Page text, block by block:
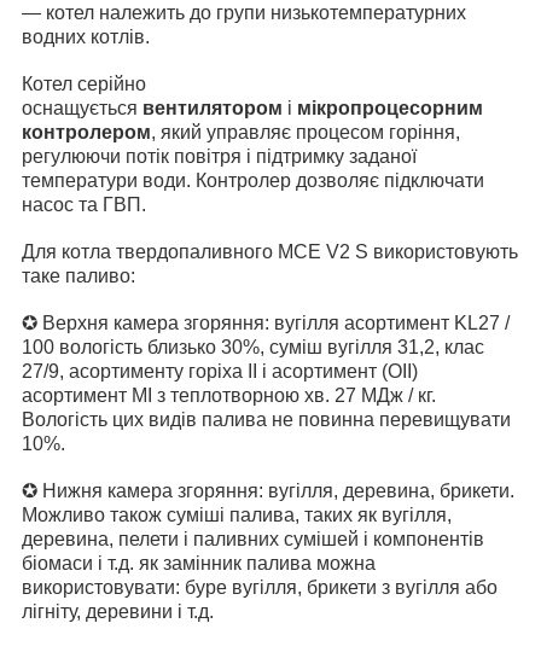
― котел належить до групи низькотемпературних
водних котлів.
Котел серійно
оснащується вентилятором і мікропроцесорним
контролером, який управляє процесом горіння,
регулюючи потік повітря і підтримку заданої
температури води. Контролер дозволяє підключати
насос та ГВП.
Для котла твердопаливного MCE V2 S використовують
таке паливо:
✪ Верхня камера згоряння: вугілля асортимент KL27 /
100 вологість близько 30%, суміш вугілля 31,2, клас
27/9, асортименту горіха II і асортимент (OII)
асортимент MI з теплотворною хв. 27 МДж / кг.
Вологість цих видів палива не повинна перевищувати
10%.
✪ Нижня камера згоряння: вугілля, деревина, брикети.
Можливо також суміші палива, таких як вугілля,
деревина, пелети і паливних сумішей і компонентів
біомаси і т.д. як замінник палива можна
використовувати: буре вугілля, брикети з вугілля або
лігніту, деревини і т.д.